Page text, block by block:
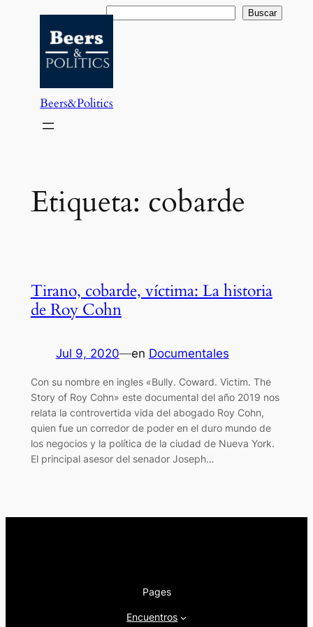
contenido
Buscar Buscar
Beers&Politics
Etiqueta: cobarde
Tirano, cobarde, víctima: La historia
de Roy Cohn
Jul 9, 2020—en Documentales
Con su nombre en ingles «Bully. Coward. Victim. The
Story of Roy Cohn» este documental del año 2019 nos
relata la controvertida vida del abogado Roy Cohn,
quien fue un corredor de poder en el duro mundo de
los negocios y la política de la ciudad de Nueva York.
El principal asesor del senador Joseph…
Pages
Encuentros